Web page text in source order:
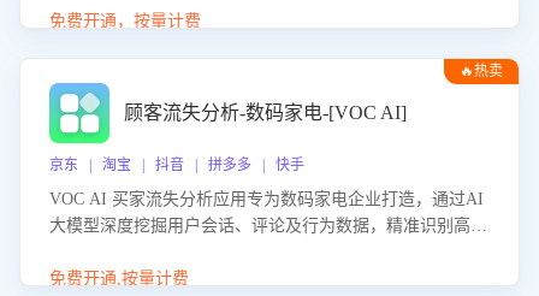
商品信息，进行多维度交叉对比，并分析消费者的比价行
企业优化营销话术、突出产品与服务优势，有效提升咨询转
化率，避免陷入单纯价格竞争，实现精准扬长避短。
免费开通，按量计费
🔥热卖
顾客流失分析-数码家电-[VOC AI]
京东 | 淘宝 | 抖音 | 拼多多 | 快手
VOC AI 买家流失分析应用专为数码家电企业打造，通过AI
大模型深度挖掘用户会话、评论及行为数据，精准识别高流
应延迟、竞品价格冲击等。系统自动输出可落地的挽回策
免费开通,按量计费